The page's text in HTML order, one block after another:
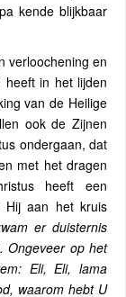
kende blijkbaar
verloochening en
heeft in het lijden
van de Heilige
ook de Zijnen
ondergaan, dat
met het dragen
heeft een
Hij aan het kruis
er duisternis
Ongeveer op het
Eli, Eli, lama
waarom hebt U